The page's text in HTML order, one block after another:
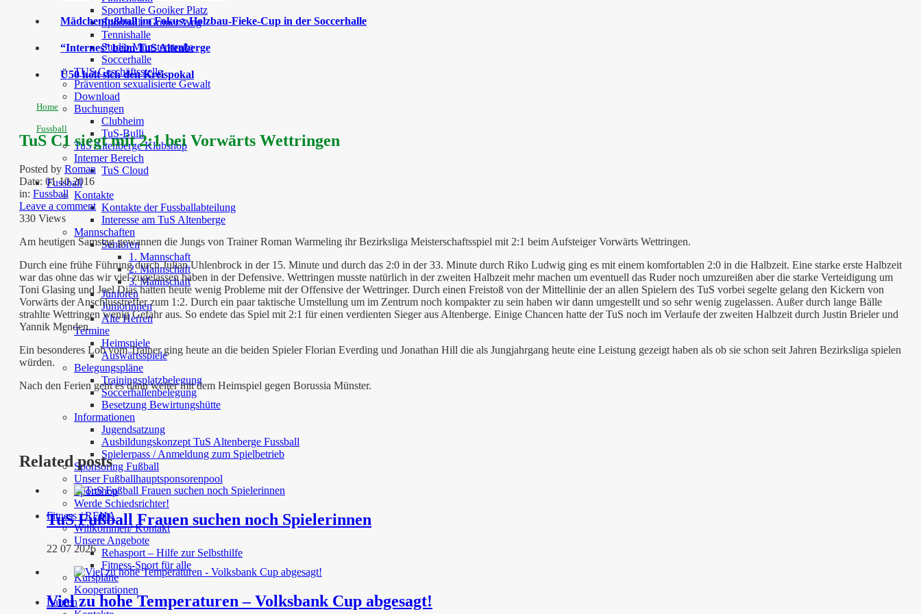
Sporthalle Gooiker Platz
Sporthalle Grüner Weg
Tennishalle
Studio Münsterstraße
Soccerhalle
TUS Geschäftsstelle
Prävention sexualisierte Gewalt
Download
Buchungen
Clubheim
TuS-Bulli
TuS Altenberge Klubshop
Interner Bereich
TuS Cloud
Fussball
Kontakte
Kontakte der Fussballabteilung
Interesse am TuS Altenberge
Mannschaften
Senioren
1. Mannschaft
2. Mannschaft
3. Mannschaft
Junioren
Juniorinnen
Alte Herren
Termine
Heimspiele
Auswärtsspiele
Belegungspläne
Trainingsplatzbelegung
Soccerhallenbelegung
Besetzung Bewirtungshütte
Informationen
Jugendsatzung
Ausbildungskonzept TuS Altenberge Fussball
Spielerpass / Anmeldung zum Spielbetrieb
Sponsoring Fußball
Unser Fußballhauptsponsorenpool
Sportshop
Werde Schiedsrichter!
Fitness / REHA
Willkommen/ Kontakt
Unsere Angebote
Rehasport – Hilfe zur Selbsthilfe
Fitness-Sport für alle
Kurspläne
Kooperationen
Laufen
Mädchenfußball im Fokus: Holzbau-Fieke-Cup in der Soccerhalle
“Internes” beim TuS Altenberge
Ü50 holt sich den Kreispokal
Home
Fussball
TuS C1 siegt mit 2:1 bei Vorwärts Wettringen
Posted by Roman
Date: 01 10 2016
in: Fussball
Leave a comment
330 Views
Am heutigen Samstag gewannen die Jungs von Trainer Roman Warmeling ihr Bezirksliga Meisterschaftsspiel mit 2:1 beim Aufsteiger Vorwärts Wettringen.
Durch eine frühe Führung durch Julian Uhlenbrock in der 15. Minute und durch das 2:0 in der 33. Minute durch Riko Ludwig ging es mit einem komfortablen 2:0 in die Halbzeit. Eine starke erste Halbzeit
war das ohne das wir viel zugelassen haben in der Defensive. Wettringen musste natürlich in der zweiten Halbzeit mehr machen um eventuell das Ruder noch umzureißen aber die starke Verteidigung um
Toni Glasing und Joel Dias hatten heute wenig Probleme mit der Offensive der Wettringer. Durch einen Freistoß von der Mittellinie der an allen Spielern des TuS vorbei segelte gelang den Kickern von
Vorwärts der Anschlusstreffer zum 1:2. Durch ein paar taktische Umstellung um im Zentrum noch kompakter zu sein haben wir dann umgestellt und so sehr wenig zugelassen. Außer durch lange Bälle
strahlte Wettringen wenig Gefahr aus. So endete das Spiel mit 2:1 für einen verdienten Sieger aus Altenberge. Einige Chancen hatte der TuS noch im Verlaufe der zweiten Halbzeit durch Justin Brieler und
Yannik Menden.
Ein besonderes Lob vom Trainer ging heute an die beiden Spieler Florian Everding und Jonathan Hill die als Jungjahrgang heute eine Leistung gezeigt haben als ob sie schon seit Jahren Bezirksliga spielen
würden.
Nach den Ferien geht es dann weiter mit dem Heimspiel gegen Borussia Münster.
Related posts
TuS Fußball Frauen suchen noch Spielerinnen
22 07 2026
Viel zu hohe Temperaturen – Volksbank Cup abgesagt!